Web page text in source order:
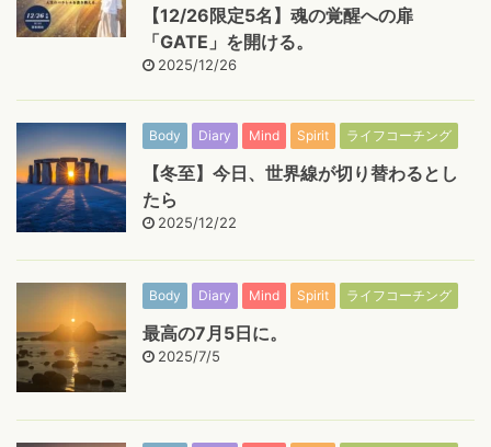
【12/26限定5名】魂の覚醒への扉
「GATE」を開ける。
2025/12/26
Body Diary Mind Spirit ライフコーチング
【冬至】今日、世界線が切り替わるとし
たら
2025/12/22
Body Diary Mind Spirit ライフコーチング
最高の7月5日に。
2025/7/5